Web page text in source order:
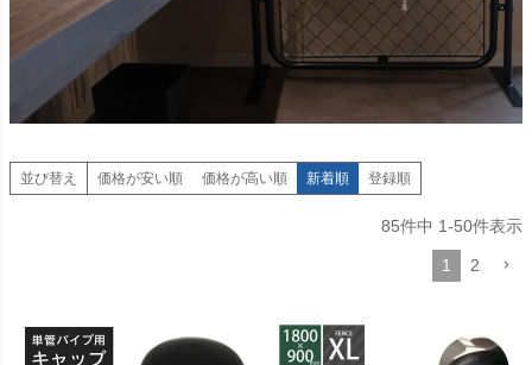
並び替え 価格が安い順 価格が高い順 新着順 登録順
85件中 1-50件表示
1 2